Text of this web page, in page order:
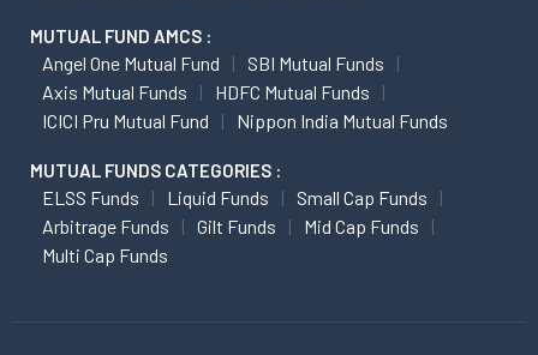
MUTUAL FUND AMCS :
Angel One Mutual Fund
SBI Mutual Funds
Axis Mutual Funds
HDFC Mutual Funds
ICICI Pru Mutual Fund
Nippon India Mutual Funds
MUTUAL FUNDS CATEGORIES :
ELSS Funds Liquid Funds
Small Cap Funds
Arbitrage Funds
Gilt Funds
Mid Cap Funds
Multi Cap Funds